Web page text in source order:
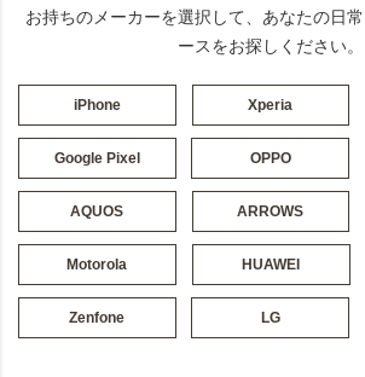
お持ちのメーカーを選択して、あなたの日
ースをお探しください。
iPhone Xperia
Google Pixel OPPO
AQUOS ARROWS
Motorola HUAWEI
Zenfone LG